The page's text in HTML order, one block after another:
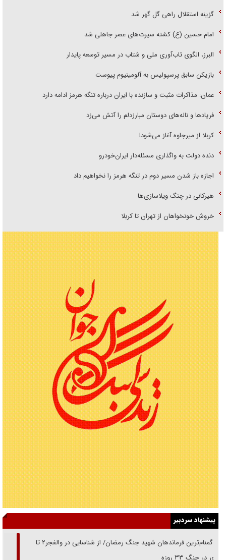
گزینه استقلال راهی گل گهر شد
امام حسین (ع) کشته سیرت‌های عصر جاهلی شد
البرز، الگوی تاب‌آوری ملی و شتاب در مسیر توسعه پایدار
بازیکن سابق پرسپولیس به آلومینیوم پیوست
عمان: مذاکرات مثبت و سازنده با ایران درباره تنگه هرمز ادامه دارد
فریاد‌ها و ناله‌های دوستان مبارزدلم را آتش می‌زد
کربلا از میرجاوه آغاز می‌شود!
دنده دولت به واگذاری مسئله‌دار ایران‌خودرو
اجازه باز شدن مسیر دوم در تنگه هرمز را نخواهیم داد
هیرکانی در چنگ ویلاسازی‌ها
خروش خونخواهان از تهران تا کربلا
پیشنهاد سردبیر
از گمنام‌ترین فرماندهان شهید جنگ رمضان/ از شناسایی در والفجر۲ تا